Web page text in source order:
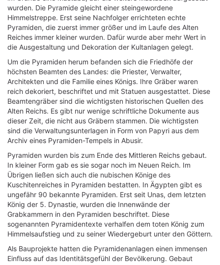
wurden. Die Pyramide gleicht einer steingewordene
Himmelstreppe. Erst seine Nachfolger errichteten echte
Pyramiden, die zuerst immer größer und im Laufe des Alten
Reiches immer kleiner wurden. Dafür wurde aber mehr Wert in
die Ausgestaltung und Dekoration der Kultanlagen gelegt.
Um die Pyramiden herum befanden sich die Friedhöfe der
höchsten Beamten des Landes: die Priester, Verwalter,
Architekten und die Familie eines Königs. Ihre Gräber waren
reich dekoriert, beschriftet und mit Statuen ausgestattet. Diese
Beamtengräber sind die wichtigsten historischen Quellen des
Alten Reichs. Es gibt nur wenige schriftliche Dokumente aus
dieser Zeit, die nicht aus Gräbern stammen. Die wichtigsten
sind die Verwaltungsunterlagen in Form von Papyri aus dem
Archiv eines Pyramiden-Tempels in Abusir.
Pyramiden wurden bis zum Ende des Mittleren Reichs gebaut.
In kleiner Form gab es sie sogar noch im Neuen Reich. Im
Übrigen ließen sich auch die nubischen Könige des
Kuschitenreiches in Pyramiden bestatten. In Ägypten gibt es
ungefähr 90 bekannte Pyramiden. Erst seit Unas, dem letzten
König der 5. Dynastie, wurden die Innenwände der
Grabkammern in den Pyramiden beschriftet. Diese
sogenannten Pyramidentexte verhalfen dem toten König zum
Himmelsaufstieg und zu seiner Wiedergeburt unter den Göttern.
Als Bauprojekte hatten die Pyramidenanlagen einen immensen
Einfluss auf das Identitätsgefühl der Bevölkerung. Gebaut